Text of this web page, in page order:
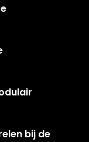
bij de